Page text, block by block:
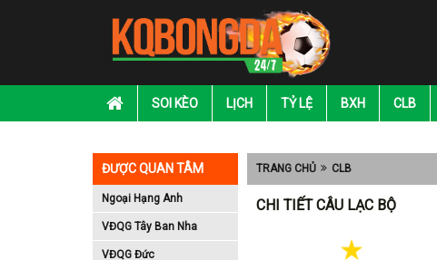
SOI KÈO LỊCH TỶ LỆ BXH CLB
ĐƯỢC QUAN TÂM
Ngoại Hạng Anh
VĐQG Tây Ban Nha
VĐQG Đức
TRANG CHỦ CLB
CHI TIẾT CÂU LẠC BỘ